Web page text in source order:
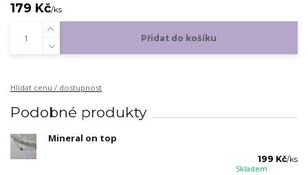
179 Kč/ks
Přidat do košíku
Hlídat cenu / dostupnost
Podobné produkty
Mineral on top
199 Kč/ks
Skladem